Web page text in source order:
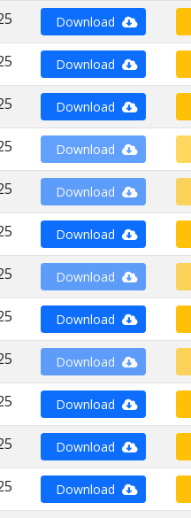
Download
Download
Download
Download
Download
Download
Download
Download
Download
Download
Download
Download